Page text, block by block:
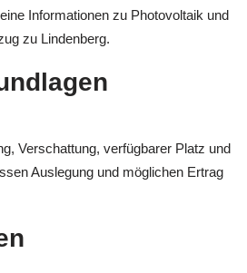
Informationen zu Photovoltaik und
zu Lindenberg.
Verschattung, verfügbarer Platz und
Auslegung und möglichen Ertrag